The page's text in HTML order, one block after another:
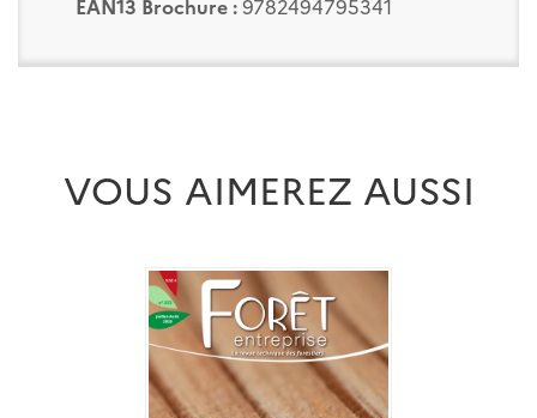
EAN13 Brochure :9782494795341
VOUS AIMEREZ AUSSI